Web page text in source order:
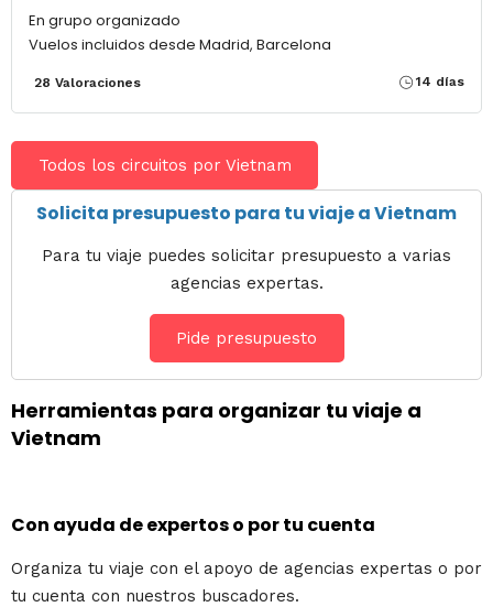
En grupo organizado
Vuelos incluidos desde Madrid, Barcelona
28 Valoraciones 14 días
Todos los circuitos por Vietnam
Solicita presupuesto para tu viaje a Vietnam
Para tu viaje puedes solicitar presupuesto a varias
agencias expertas.
Pide presupuesto
Herramientas para organizar tu viaje a
Vietnam
Con ayuda de expertos o por tu cuenta
Organiza tu viaje con el apoyo de agencias expertas o por
tu cuenta con nuestros buscadores.